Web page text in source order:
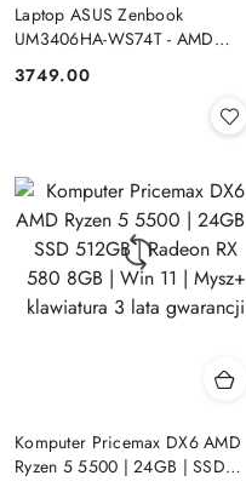
Laptop ASUS Zenbook
UM3406HA-WS74T - AMD
512GB | 14" OLED (1920x1200)
Cena:
3749.00
Komputer Pricemax DX6 AMD
Ryzen 5 5500 | 24GB | SSD